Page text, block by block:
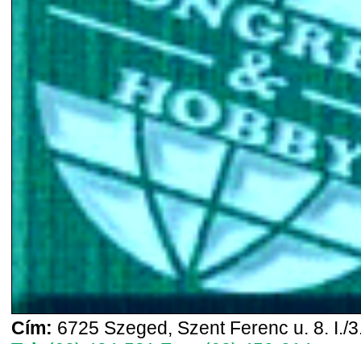
Cím: 6725 Szeged, Szent Ferenc u. 8. I./